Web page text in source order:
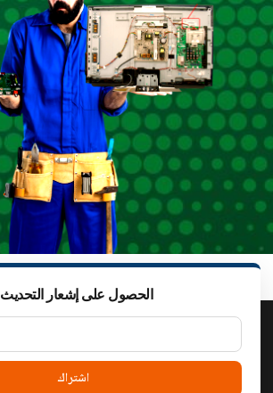
: الحصول على إشعار التحديث
اشتراك